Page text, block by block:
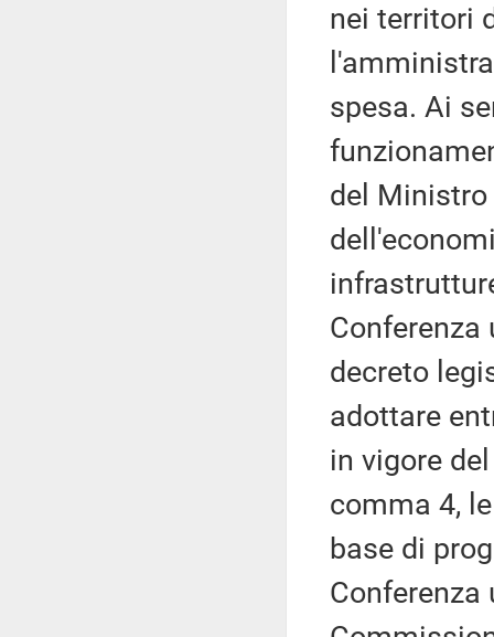
nei territori
spesa. Ai
del
decreto
adottare
in vigore
comma 4,
base di
Conferenza